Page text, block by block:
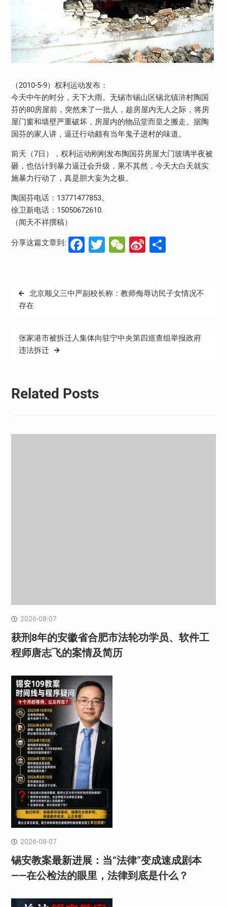
（2010-5-9）权利运动发布：
今天中午的时分，天下大雨。无锡市锡山区锡北镇浒村陶国
芬的80房屋前，突然来了一批人，趁房屋内无人之际，将房
屋门窗和墙壁严重破坏，房屋内的物品堂而皇之搬走。据陶
国芬的家人讲，逼迁行动颇有当年鬼子进村的味道。
前天（7日），权利运动刚刚发布陶国芬房屋大门玻璃半夜被
砸，也估计到暴力逼迁会升级，果不其然，今天大白天就实
施暴力行动了，真是胆大妄为之极。
陶国芬电话：13771477853。
徐卫新电话：15050672610.
（闻天不祥撰稿）
分享这篇文章到: Facebook
Twitter
WeChat
Sina分
文
章
航
北京顺义三中严副校长称：教师侮辱访民子女情况不
存在
张家港市被拆迁人集体向驻宁中央第四巡查组举报政府
违法拆迁
Related Posts
2026-08-07
获刑8年的安徽省合肥市法轮功学员、软件工
程师唐志飞的案情及简历
2026-08-07
锡安教案最新进展：当“法律”变成速成剧本
——在公检法的眼里，法律到底是什么？